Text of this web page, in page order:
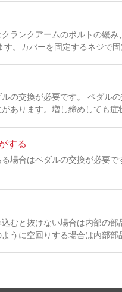
ランクアームのボルトの緩
。カバーを固定するネジで
の交換が必要です。 ペダ
あります。増し締めしても
する
場合はペダルの交換が必要
むと抜けない場合は内部の
うに空回りする場合は内部